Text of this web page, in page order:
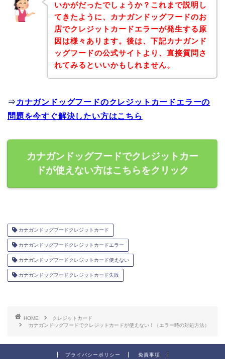
いかがだったでしょうか？これまで説明し
てきたように、カナガンドッグフードのお
店でクレジットカードエラーが発生する原
因は様々あります。後は、下記カナガンド
ッグフードの公式サイトより、直接質問さ
れてみるといいかもしれません。
⇒ カナガンドッグフードのクレジットカードエラーの
問題を今すぐ解決したい方はこちら
カナガンドッグフードでクレジットカー
ドが使えない方はこちらをクリック
カナガンドッグフードクレジットカード
カナガンドッグフードクレジットカードエラー
カナガンドッグフードクレジットカード使えない
カナガンドッグフードクレジットカード失敗
HOME
クレジットカード
カナガンドッグフードでクレジットカードが使えない！（エラー時の対処方法）
プライバシーポリシー 免責事項